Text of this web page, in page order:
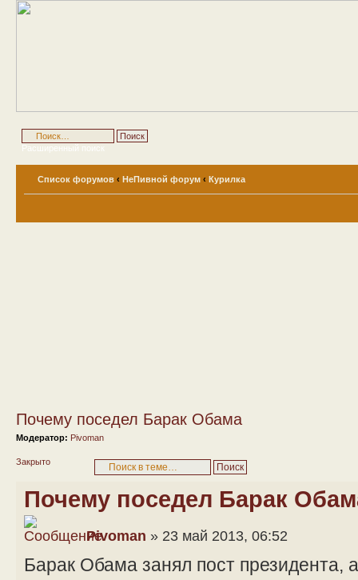
Расширенный поиск
Список форумов ‹ НеПивной форум ‹ Курилка
Почему поседел Барак Обама
Модератор: Pivoman
Закрыто
Почему поседел Барак
Pivoman » 23 май 2013, 06:52
Барак Обама занял пост президента,